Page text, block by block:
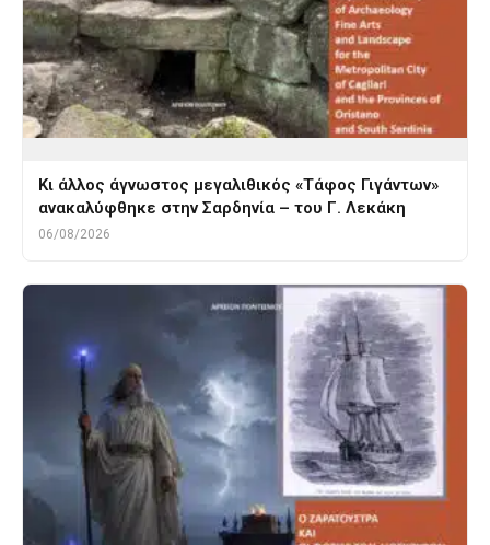
Κι άλλος άγνωστος μεγαλιθικός «Τάφος Γιγάντων»
ανακαλύφθηκε στην Σαρδηνία – του Γ. Λεκάκη
06/08/2026